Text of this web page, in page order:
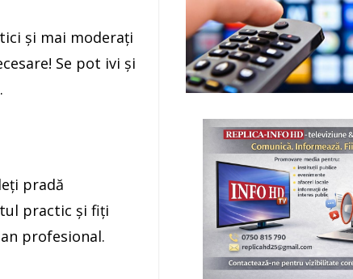
şi mai moderaţi
Se pot ivi şi
pradă
practic şi fiţi
profesional.